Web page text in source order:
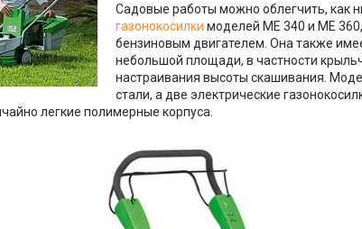
Садовые работы можно облегчить, как
газонокосилки моделей ME 340 и ME
бензиновым двигателем. Она также
небольшой площади, в частности
настраивания высоты скашивания.
стали, а две электрические
легкие полимерные корпуса.